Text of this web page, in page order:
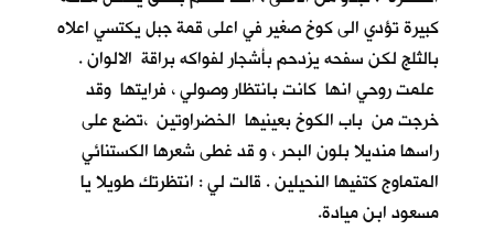
كبيرة تؤدي الى كوخ صغير في اعلى قمة جبل يكتسي اعلاه
بالثلج لكن سفحه يزدحم بأشجار لفواكه براقة الالوان .
علمت روحي انها كانت بانتظار وصولي ، فرايتها وقد
خرجت من باب الكوخ بعينيها الخضراوتين ،تضع على
راسها منديلا بلون البحر ، و قد غطى شعرها الكستنائي
المتماوج كتفيها النحيلين . قالت لي : انتظرتك طويلا يا
مسعود ابن ميادة.